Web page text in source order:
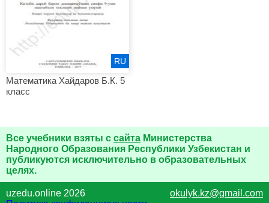
Математика Хайдаров Б.К. 5
класс
RU
Все учебники взяты с сайта Министерства
Народного Образования Республики Узбекистан и
публикуются исключительно в образовательных
целях.
uzedu.online 2026
okulyk.kz@gmail.com